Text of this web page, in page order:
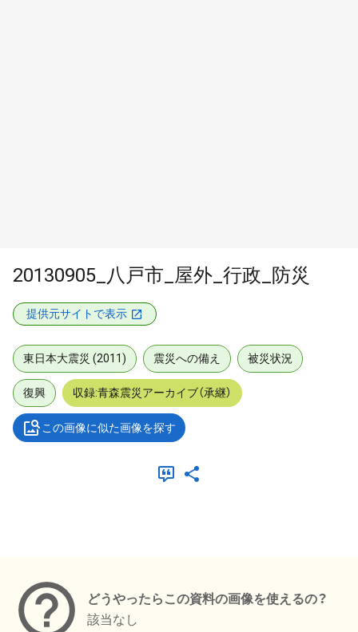
20130905_八戸市_屋外_行政_防災
提供元サイトで表示
東日本大震災 (2011) 震災への備え 被災状況
復興 収録:青森震災アーカイブ（承継）
この画像に似た画像を探す
どうやったらこの資料の画像を使えるの？
該当なし